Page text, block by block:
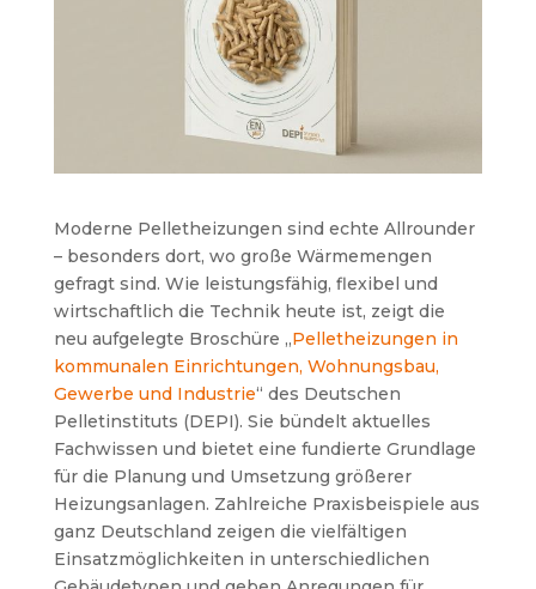
Moderne Pelletheizungen sind echte Allrounder
– besonders dort, wo große Wärmemengen
gefragt sind. Wie leistungsfähig, flexibel und
wirtschaftlich die Technik heute ist, zeigt die
neu aufgelegte Broschüre „Pelletheizungen in
kommunalen Einrichtungen, Wohnungsbau,
Gewerbe und Industrie“ des Deutschen
Pelletinstituts (DEPI). Sie bündelt aktuelles
Fachwissen und bietet eine fundierte Grundlage
für die Planung und Umsetzung größerer
Heizungsanlagen. Zahlreiche Praxisbeispiele aus
ganz Deutschland zeigen die vielfältigen
Einsatzmöglichkeiten in unterschiedlichen